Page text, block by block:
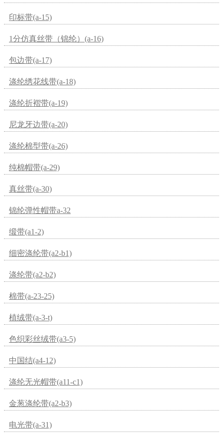
印标带(a-15)
1分仿真丝带（锦纶）(a-16)
包边带(a-17)
涤纶绣花线带(a-18)
涤纶折褶带(a-19)
尼龙牙边带(a-20)
涤纶棉型带(a-26)
纯棉帽带(a-29)
真丝带(a-30)
锦纶弹性帽带a-32
缎带(a1-2)
细密涤纶带(a2-b1)
涤纶带(a2-b2)
棉带(a-23-25)
植绒带(a-3-t)
色织彩丝绒带(a3-5)
中国结(a4-12)
涤纶无光帽带(a11-c1)
金葱涤纶带(a2-b3)
电光带(a-31)